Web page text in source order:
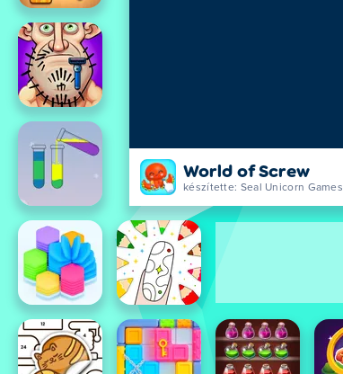
World of Screw
készítette: Seal Unicorn Games